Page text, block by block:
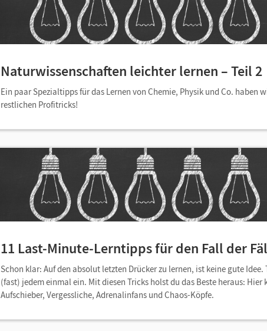
Naturwissenschaften leichter lernen – Teil 2
Ein paar Spezialtipps für das Lernen von Chemie, Physik und Co. haben
restlichen Profitricks!
11 Last-Minute-Lerntipps für den Fall der
Schon klar: Auf den absolut letzten Drücker zu lernen, ist keine gute
(fast) jedem einmal ein. Mit diesen Tricks holst du das Beste heraus: Hier
Aufschieber, Vergessliche, Adrenalinfans und Chaos-Köpfe.